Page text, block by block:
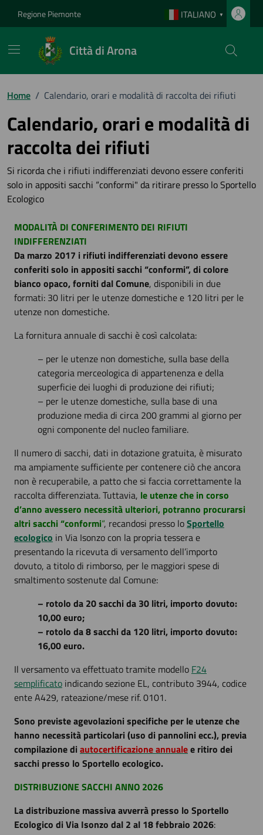
Regione Piemonte ITALIANO ▼
Città di Arona
Home / Calendario, orari e modalità di raccolta dei rifiuti
Calendario, orari e modalità di
raccolta dei rifiuti
Si ricorda che i rifiuti indifferenziati devono essere conferiti
solo in appositi sacchi “conformi" da ritirare presso lo Sportello
Ecologico
MODALITÀ DI CONFERIMENTO DEI RIFIUTI
INDIFFERENZIATI
Da marzo 2017 i rifiuti indifferenziati devono essere
conferiti solo in appositi sacchi “conformi”, di colore
bianco opaco, forniti dal Comune, disponibili in due
formati: 30 litri per le utenze domestiche e 120 litri per le
utenze non domestiche.
La fornitura annuale di sacchi è così calcolata:
– per le utenze non domestiche, sulla base della
categoria merceologica di appartenenza e della
superficie dei luoghi di produzione dei rifiuti;
– per le utenze domestiche, sulla base di una
produzione media di circa 200 grammi al giorno per
ogni componente del nucleo familiare.
Il numero di sacchi, dati in dotazione gratuita, è misurato
ma ampiamente sufficiente per contenere ciò che ancora
non è recuperabile, a patto che si faccia correttamente la
raccolta differenziata. Tuttavia, le utenze che in corso
d’anno avessero necessità ulteriori, potranno procurarsi
altri sacchi “conformi“, recandosi presso loSportello
ecologico in Via Isonzo con la propria tessera e
presentando la ricevuta di versamento dell’importo
dovuto, a titolo di rimborso, per le maggiori spese di
smaltimento sostenute dal Comune:
– rotolo da 20 sacchi da 30 litri, importo dovuto:
10,00 euro;
– rotolo da 8 sacchi da 120 litri, importo dovuto:
16,00 euro.
Il versamento va effettuato tramite modello F24
semplificato indicando sezione EL, contributo 3944, codice
ente A429, rateazione/mese rif. 0101.
Sono previste agevolazioni specifiche per le utenze che
hanno necessità particolari (uso di pannolini ecc.), previa
compilazione di autocertificazione annualee ritiro dei
sacchi presso lo Sportello ecologico.
DISTRIBUZIONE SACCHI ANNO 2026
La distribuzione massiva avverrà presso lo Sportello
Ecologico di Via Isonzo dal 2 al 18 febbraio 2026: